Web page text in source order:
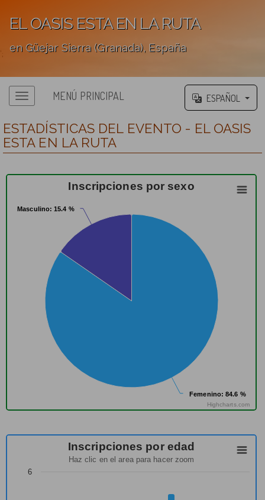
EL OASIS ESTA EN LA RUTA
en Güejar Sierra (Granada), España
';
MENÚ PRINCIPAL ESPAÑOL
ESTADÍSTICAS DEL EVENTO - EL OASIS
ESTA EN LA RUTA
Inscripciones por sexo
Femenino: 84.6 %
Femenino: 84.6 %
Masculino: 15.4 %
Masculino: 15.4 %
Highcharts.com
Inscripciones por edad
Haz clic en el area para hacer zoom
6